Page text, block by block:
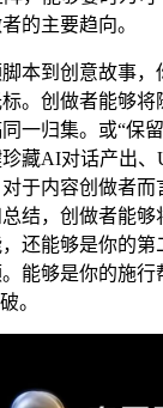
的主要趋向。
到创意故事，
。创做者能够
一归集。或“保
藏AI对话产出
于内容创做者而
结，创做者能够
还能够是你的第
能够是你的施行
。